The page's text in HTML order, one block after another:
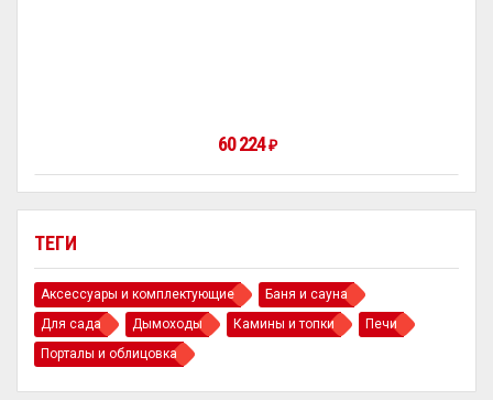
ТЕГИ
Аксессуары и комплектующие
Баня и сауна
Для сада
Дымоходы Камины и топки
Печи
Порталы и облицовка
60 224 ₽